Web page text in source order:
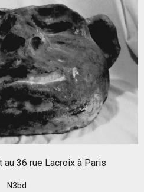
au 36 rue Lacroix à Paris